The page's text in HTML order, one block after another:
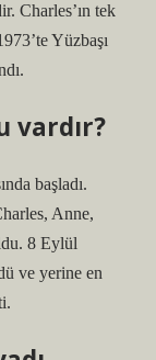
Charles’ın tek
Yüzbaşı
vardır?
başladı.
Anne,
8 Eylül
ve yerine en